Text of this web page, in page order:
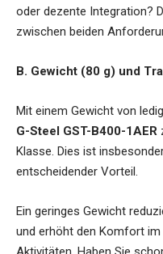
oder dezente Integration?
zwischen beiden
B. Gewicht (80 g) und
Mit einem Gewicht von
G-Steel GST-B400-1AER
Klasse. Dies ist
entscheidender Vorteil.
Ein geringes Gewicht
und erhöht den Komfort